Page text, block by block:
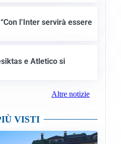
l’Inter servirà essere
e Atletico si
Altre notizie
VISTI